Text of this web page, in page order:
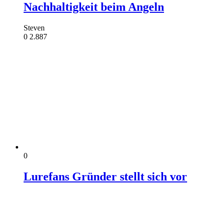
Nachhaltigkeit beim Angeln
Steven
0 2.887
0
Lurefans Gründer stellt sich vor